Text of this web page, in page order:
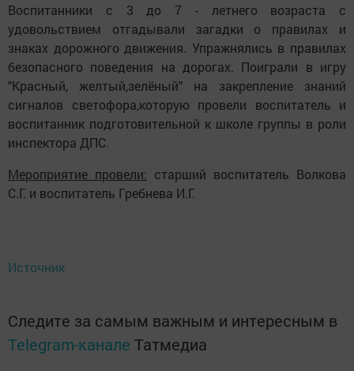
Воспитанники с 3 до 7 - летнего возраста с
удовольствием отгадывали загадки о правилах и
знаках дорожного движения. Упражнялись в правилах
безопасного поведения на дорогах. Поиграли в игру
"Красный, желтый,зелёный" на закрепление знаний
сигналов светофора,которую провели воспитатель и
воспитанник подготовительной к школе группы в роли
инспектора ДПС.
Мероприятие провели: старший воспитатель Волкова
С.Г. и воспитатель Гребнева И.Г.
Источник
Следите за самым важным и интересным в
Telegram-канале Татмедиа